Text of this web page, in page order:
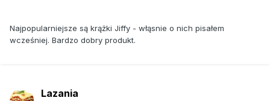
Najpopularniejsze są krążki Jiffy - włąsnie o nich pisałem
wcześniej. Bardzo dobry produkt.
Lazania